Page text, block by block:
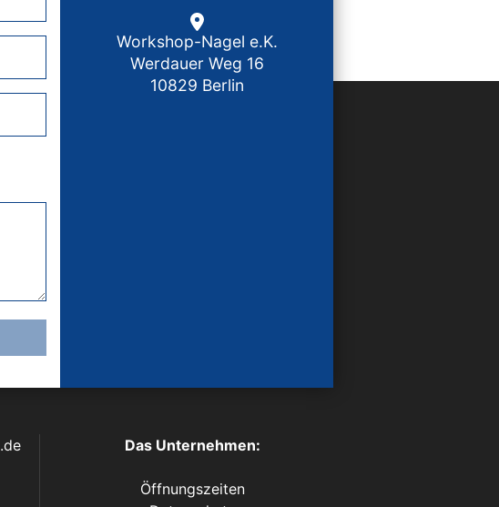
Workshop-Nagel e.K.
Werdauer Weg 16
10829 Berlin
Das Unternehmen:
Öffnungszeiten